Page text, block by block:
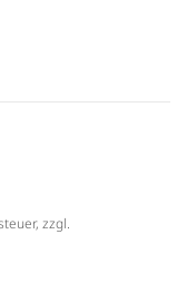
zzgl.